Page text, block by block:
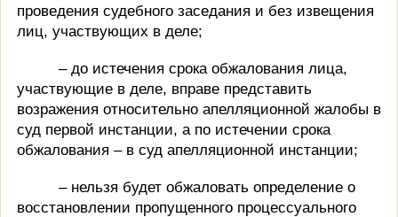
проведения судебного заседания и без извещения
лиц, участвующих в деле;
– до истечения срока обжалования лица,
участвующие в деле, вправе представить
возражения относительно апелляционной жалобы в
суд первой инстанции, а по истечении срока
обжалования – в суд апелляционной инстанции;
– нельзя будет обжаловать определение о
восстановлении пропущенного процессуального